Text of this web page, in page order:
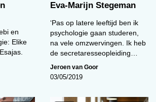
en
Elike
Eva-Marijn Stegeman
‘Pas op latere leeftijd ben ik
psychologie gaan studeren,
na vele omzwervingen. Ik heb
de secretaresseopleiding…
Jeroen van Goor
03/05/2019